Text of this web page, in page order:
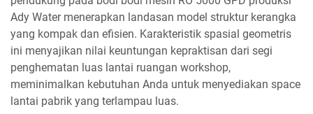
Ady Water menerapkan landasan model struktur kerangka
yang kompak dan efisien. Karakteristik spasial geometris
ini menyajikan nilai keuntungan kepraktisan dari segi
penghematan luas lantai ruangan workshop,
meminimalkan kebutuhan Anda untuk menyediakan space
lantai pabrik yang terlampau luas.